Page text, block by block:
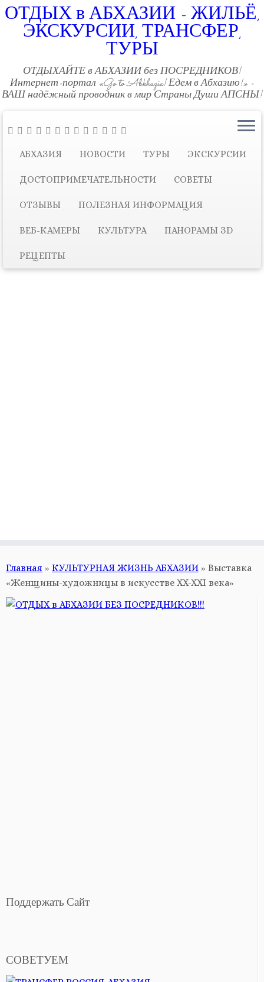
ОТДЫХ в АБХАЗИИ - ЖИЛЬЁ,
ЭКСКУРСИИ, ТРАНСФЕР,
ТУРЫ
ОТДЫХАЙТЕ в АБХАЗИИ без ПОСРЕДНИКОВ!
Интернет-портал «Go to Abkhazia! Едем в Абхазию!» -
ВАШ надёжный проводник в мир Страны Души АПСНЫ!
АБХАЗИЯ НОВОСТИ ТУРЫ ЭКСКУРСИИ
ДОСТОПРИМЕЧАТЕЛЬНОСТИ СОВЕТЫ
ОТЗЫВЫ ПОЛЕЗНАЯ ИНФОРМАЦИЯ
ВЕБ-КАМЕРЫ КУЛЬТУРА ПАНОРАМЫ ЗD
РЕЦЕПТЫ
Главная » КУЛЬТУРНАЯ ЖИЗНЬ АБХАЗИИ » Выставка
«Женщины-художницы в искусстве XX-XXI века»
Поддержать Сайт
СОВЕТУЕМ